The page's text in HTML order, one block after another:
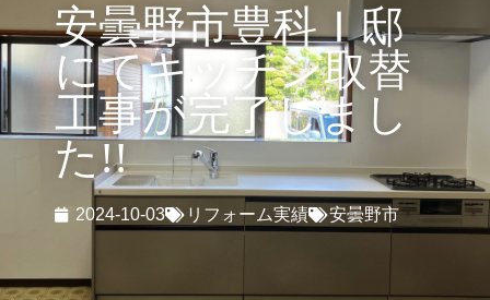
安曇野市豊科Ｉ邸
にてキッチン取替
工事が完了しまし
た!!
2024-10-03 リフォーム実績 安曇野市